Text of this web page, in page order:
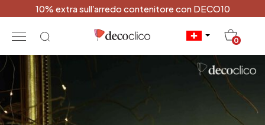
10% extra sull’arredo contenitore con DECO10
0